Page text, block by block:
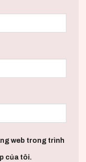
web trong trình
của tôi.